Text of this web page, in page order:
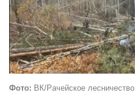
Фото: ВК/Рачейское лесничество